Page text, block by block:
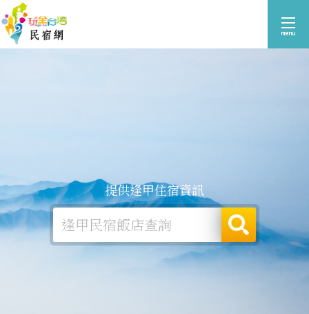
提供逢甲住宿資訊